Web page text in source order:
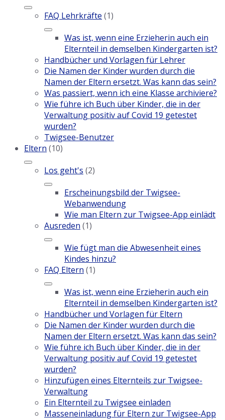
FAQ Lehrkräfte (1)
Was ist, wenn eine Erzieherin auch ein
Elternteil in demselben Kindergarten ist?
Handbücher und Vorlagen für Lehrer
Die Namen der Kinder wurden durch die
Namen der Eltern ersetzt. Was kann das sein?
Was passiert, wenn ich eine Klasse archiviere?
Wie führe ich Buch über Kinder, die in der
Verwaltung positiv auf Covid 19 getestet
wurden?
Twigsee-Benutzer
Eltern (10)
Los geht's (2)
Erscheinungsbild der Twigsee-
Webanwendung
Wie man Eltern zur Twigsee-App einlädt
Ausreden (1)
Wie fügt man die Abwesenheit eines
Kindes hinzu?
FAQ Eltern (1)
Was ist, wenn eine Erzieherin auch ein
Elternteil in demselben Kindergarten ist?
Handbücher und Vorlagen für Eltern
Die Namen der Kinder wurden durch die
Namen der Eltern ersetzt. Was kann das sein?
Wie führe ich Buch über Kinder, die in der
Verwaltung positiv auf Covid 19 getestet
wurden?
Hinzufügen eines Elternteils zur Twigsee-
Verwaltung
Ein Elternteil zu Twigsee einladen
Masseneinladung für Eltern zur Twigsee-App